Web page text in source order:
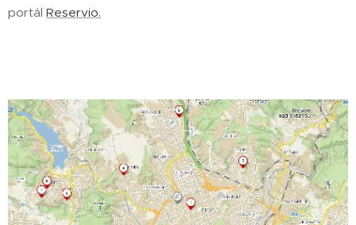
portál Reservio.